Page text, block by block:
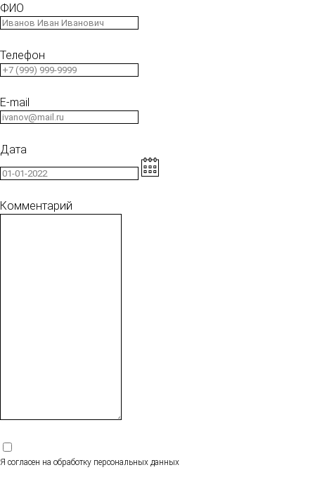
ФИО
Телефон
E-mail
Дата
Комментарий
Я согласен на обработку персональных данных